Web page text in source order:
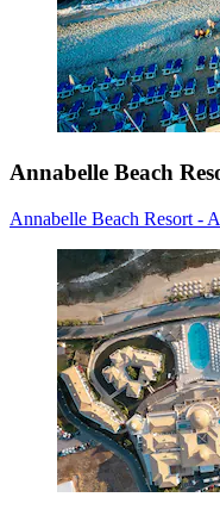
Annabelle Beach
Annabelle Beach Resort -